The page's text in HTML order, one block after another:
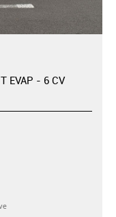
EVAP - 6 CV